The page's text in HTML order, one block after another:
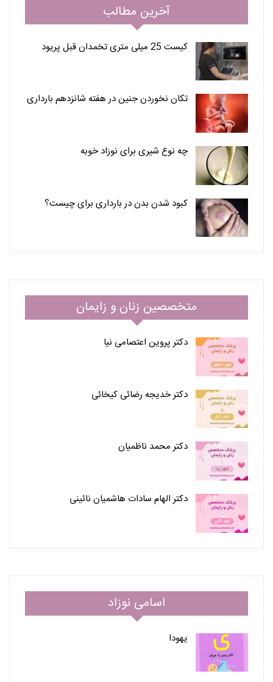
آخرین مطالب
کیست 25 میلی متری تخمدان قبل پریود
تکان نخوردن جنین در هفته شانزدهم بارداری
چه نوع شیری برای نوزاد خوبه
کبود شدن بدن در بارداری برای چیست؟
متخصصین زنان و زایمان
دکتر پروین اعتصامی نیا
دکتر خدیجه رضائی کیخائی
دکتر محمد ناظمیان
دکتر الهام سادات هاشمیان نائینی
اسامی نوزاد
یهودا